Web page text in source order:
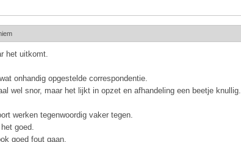
het uitkomt.
onhandig opgestelde correspondentie.
wel snor, maar het lijkt in opzet en afhandeling een beetje knullig.
werken tegenwoordig vaker tegen.
goed.
goed fout gaan.